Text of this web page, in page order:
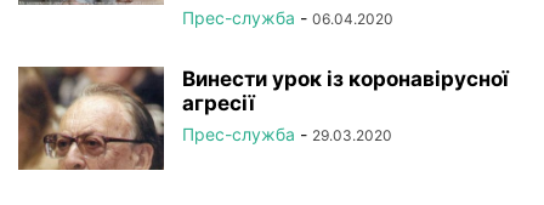
Прес-служба - 06.04.2020
Винести урок із коронавірусної
агресії
Прес-служба - 29.03.2020